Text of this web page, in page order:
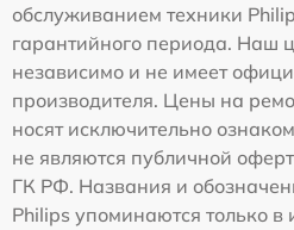
обслуживанием техники
гарантийного периода. Наш
независимо и не имеет
производителя. Цены на
носят исключительно
не являются публичной
ГК РФ. Названия и
Philips упоминаются только